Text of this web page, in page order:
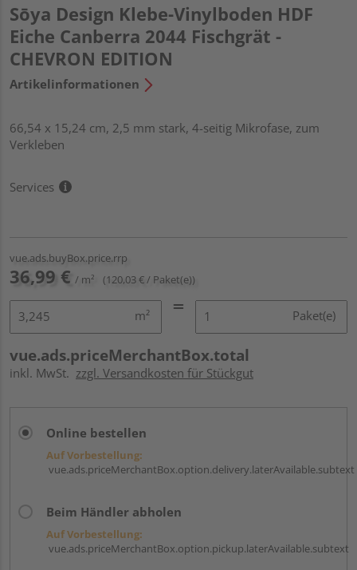
Sōya Design Klebe-Vinylboden HDF
Eiche Canberra 2044 Fischgrät -
CHEVRON EDITION
Artikelinformationen
66,54 x 15,24 cm, 2,5 mm stark, 4-seitig Mikrofase, zum
Verkleben
Services
vue.ads.buyBox.price.rrp
36,99 € / m² (120,03 € / Paket(e))
m² Paket(e)
vue.ads.priceMerchantBox.total
inkl. MwSt. zzgl. Versandkosten für Stückgut
Online bestellen
Auf Vorbestellung:
vue.ads.priceMerchantBox.option.delivery.laterAvailable.subtext
Beim Händler abholen
Auf Vorbestellung:
vue.ads.priceMerchantBox.option.pickup.laterAvailable.subtext